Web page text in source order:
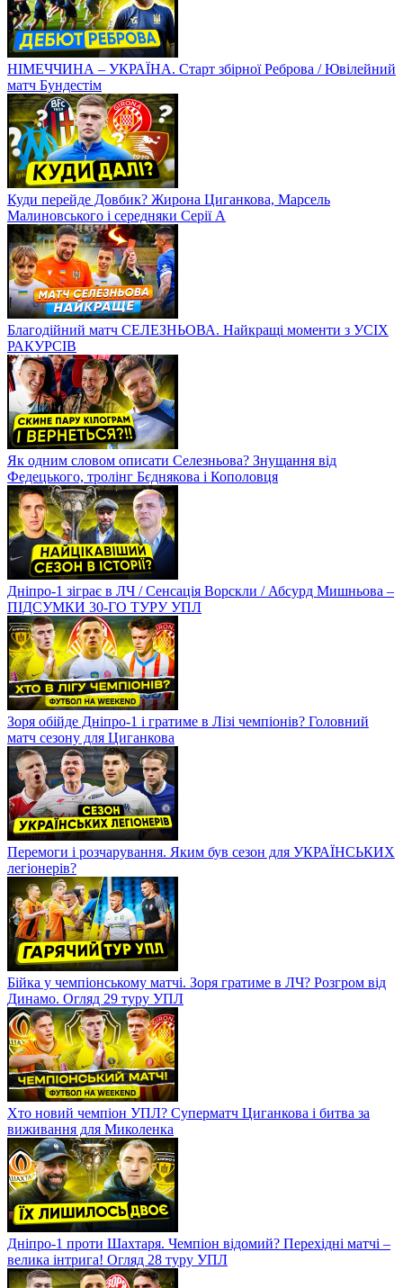
НІМЕЧЧИНА – УКРАЇНА. Старт збірної Реброва / Ювілейний
матч Бундестім
Куди перейде Довбик? Жирона Циганкова, Марсель
Малиновського і середняки Серії А
Благодійний матч СЕЛЕЗНЬОВА. Найкращі моменти з УСІХ
РАКУРСІВ
Як одним словом описати Селезньова? Знущання від
Федецького, тролінг Бєднякова і Кополовця
Дніпро-1 зіграє в ЛЧ / Сенсація Ворскли / Абсурд Мишньова –
ПІДСУМКИ 30-ГО ТУРУ УПЛ
Зоря обійде Дніпро-1 і гратиме в Лізі чемпіонів? Головний
матч сезону для Циганкова
Перемоги і розчарування. Яким був сезон для УКРАЇНСЬКИХ
легіонерів?
Бійка у чемпіонському матчі. Зоря гратиме в ЛЧ? Розгром від
Динамо. Огляд 29 туру УПЛ
Хто новий чемпіон УПЛ? Суперматч Циганкова і битва за
виживання для Миколенка
Дніпро-1 проти Шахтаря. Чемпіон відомий? Перехідні матчі –
велика інтрига! Огляд 28 туру УПЛ